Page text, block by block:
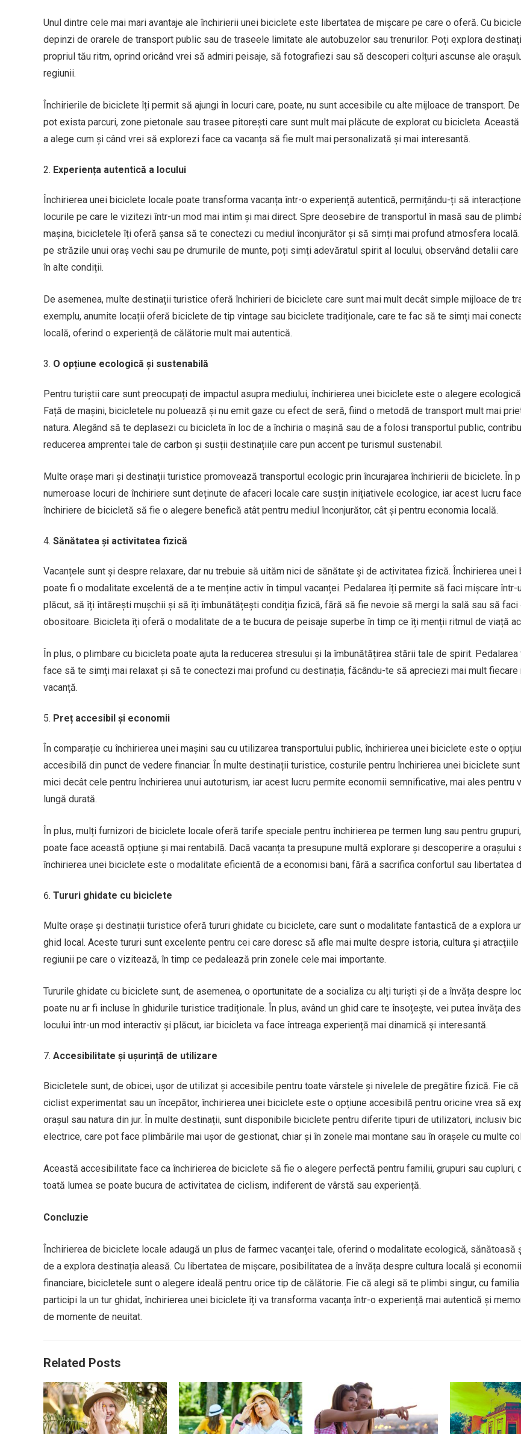
Unul dintre cele mai mari avantaje ale închirierii unei biciclete este libertatea de mișcare pe care o oferă. Cu
depinzi de orarele de transport public sau de traseele limitate ale autobuzelor sau trenurilor. Poți explora
propriul tău ritm, oprind oricând vrei să admiri peisaje, să fotografiezi sau să descoperi colțuri ascunse ale
regiunii.
Închirierile de biciclete îți permit să ajungi în locuri care, poate, nu sunt accesibile cu alte mijloace de transport.
pot exista parcuri, zone pietonale sau trasee pitorești care sunt mult mai plăcute de explorat cu bicicleta.
a alege cum și când vrei să explorezi face ca vacanța să fie mult mai personalizată și mai interesantă.
Experiența autentică a locului
Închirierea unei biciclete locale poate transforma vacanța într-o experiență autentică, permițându-ți să
locurile pe care le vizitezi într-un mod mai intim și mai direct. Spre deosebire de transportul în masă sau de
mașina, bicicletele îți oferă șansa să te conectezi cu mediul înconjurător și să simți mai profund atmosfera
pe străzile unui oraș vechi sau pe drumurile de munte, poți simți adevăratul spirit al locului, observând detalii
în alte condiții.
De asemenea, multe destinații turistice oferă închirieri de biciclete care sunt mai mult decât simple mijloace de
exemplu, anumite locații oferă biciclete de tip vintage sau biciclete tradiționale, care te fac să te simți mai
locală, oferind o experiență de călătorie mult mai autentică.
O opțiune ecologică și sustenabilă
Pentru turiștii care sunt preocupați de impactul asupra mediului, închirierea unei biciclete este o alegere
Față de mașini, bicicletele nu poluează și nu emit gaze cu efect de seră, fiind o metodă de transport mult mai
natura. Alegând să te deplasezi cu bicicleta în loc de a închiria o mașină sau de a folosi transportul public,
reducerea amprentei tale de carbon și susții destinațiile care pun accent pe turismul sustenabil.
Multe orașe mari și destinații turistice promovează transportul ecologic prin încurajarea închirierii de biciclete. În
numeroase locuri de închiriere sunt deținute de afaceri locale care susțin inițiativele ecologice, iar acest lucru
închiriere de bicicletă să fie o alegere benefică atât pentru mediul înconjurător, cât și pentru economia locală.
Sănătatea și activitatea fizică
Vacanțele sunt și despre relaxare, dar nu trebuie să uităm nici de sănătate și de activitatea fizică. Închirierea unei
poate fi o modalitate excelentă de a te menține activ în timpul vacanței. Pedalarea îți permite să faci mișcare într-
plăcut, să îți întărești mușchii și să îți îmbunătățești condiția fizică, fără să fie nevoie să mergi la sală sau să
obositoare. Bicicleta îți oferă o modalitate de a te bucura de peisaje superbe în timp ce îți menții ritmul de viață
În plus, o plimbare cu bicicleta poate ajuta la reducerea stresului și la îmbunătățirea stării tale de spirit. Pedalarea
face să te simți mai relaxat și să te conectezi mai profund cu destinația, făcându-te să apreciezi mai mult fiecare
vacanță.
Preț accesibil și economii
În comparație cu închirierea unei mașini sau cu utilizarea transportului public, închirierea unei biciclete este o
accesibilă din punct de vedere financiar. În multe destinații turistice, costurile pentru închirierea unei biciclete
mici decât cele pentru închirierea unui autoturism, iar acest lucru permite economii semnificative, mai ales pentru
lungă durată.
În plus, mulți furnizori de biciclete locale oferă tarife speciale pentru închirierea pe termen lung sau pentru
poate face această opțiune și mai rentabilă. Dacă vacanța ta presupune multă explorare și descoperire a orașului
închirierea unei biciclete este o modalitate eficientă de a economisi bani, fără a sacrifica confortul sau libertatea
Tururi ghidate cu biciclete
Multe orașe și destinații turistice oferă tururi ghidate cu biciclete, care sunt o modalitate fantastică de a explora
ghid local. Aceste tururi sunt excelente pentru cei care doresc să afle mai multe despre istoria, cultura și atracțiile
regiunii pe care o vizitează, în timp ce pedalează prin zonele cele mai importante.
Tururile ghidate cu biciclete sunt, de asemenea, o oportunitate de a socializa cu alți turiști și de a învăța despre
poate nu ar fi incluse în ghidurile turistice tradiționale. În plus, având un ghid care te însoțește, vei putea învăța
locului într-un mod interactiv și plăcut, iar bicicleta va face întreaga experiență mai dinamică și interesantă.
Accesibilitate și ușurință de utilizare
Bicicletele sunt, de obicei, ușor de utilizat și accesibile pentru toate vârstele și nivelele de pregătire fizică. Fie că
ciclist experimentat sau un începător, închirierea unei biciclete este o opțiune accesibilă pentru oricine vrea să
orașul sau natura din jur. În multe destinații, sunt disponibile biciclete pentru diferite tipuri de utilizatori, inclusiv
electrice, care pot face plimbările mai ușor de gestionat, chiar și în zonele mai montane sau în orașele cu multe
Această accesibilitate face ca închirierea de biciclete să fie o alegere perfectă pentru familii, grupuri sau cupluri,
toată lumea se poate bucura de activitatea de ciclism, indiferent de vârstă sau experiență.
Concluzie
Închirierea de biciclete locale adaugă un plus de farmec vacanței tale, oferind o modalitate ecologică, sănătoasă
de a explora destinația aleasă. Cu libertatea de mișcare, posibilitatea de a învăța despre cultura locală și
financiare, bicicletele sunt o alegere ideală pentru orice tip de călătorie. Fie că alegi să te plimbi singur, cu
participi la un tur ghidat, închirierea unei biciclete îți va transforma vacanța într-o experiență mai autentică și
de momente de neuitat.
Related Posts